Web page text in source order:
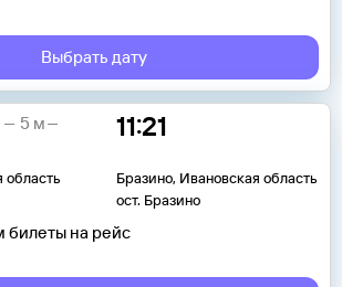
Выбрать дату
область
11:21
Бразино, Ивановская область
ост. Бразино
5 м
билеты на рейс